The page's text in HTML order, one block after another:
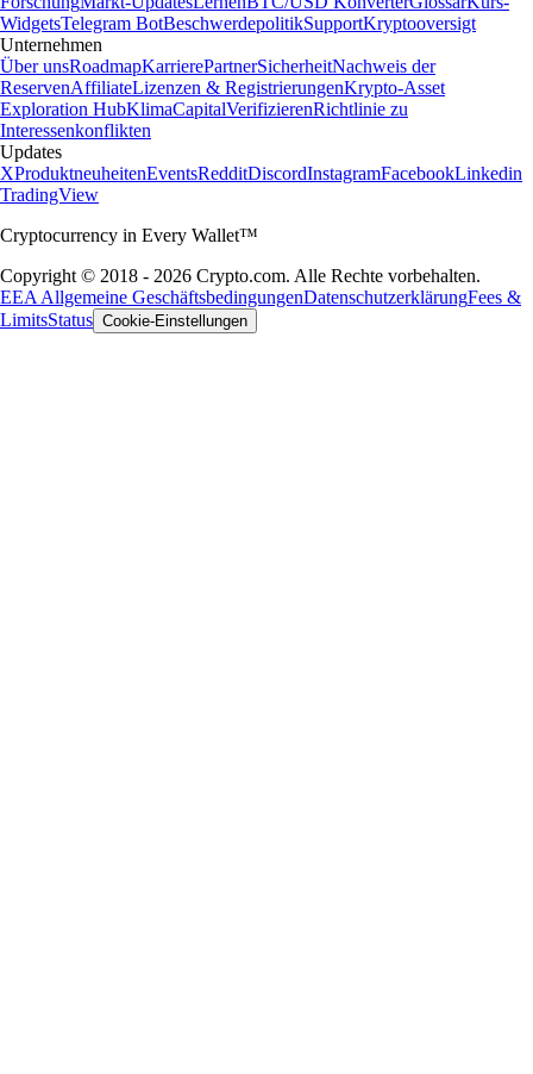
WidgetsTelegram BotBeschwerdepolitikSupportKryptooversigt
Unternehmen
Über unsRoadmapKarrierePartnerSicherheitNachweis der
ReservenAffiliateLizenzen & RegistrierungenKrypto-Asset
Exploration HubKlimaCapitalVerifizierenRichtlinie zu
Interessenkonflikten
Updates
XProduktneuheitenEventsRedditDiscordInstagramFacebookLinkedin
TradingView
Cryptocurrency in Every Wallet™
Copyright © 2018 - 2026 Crypto.com. Alle Rechte vorbehalten.
EEA Allgemeine GeschäftsbedingungenDatenschutzerklärungFees &
LimitsStatus Cookie-Einstellungen